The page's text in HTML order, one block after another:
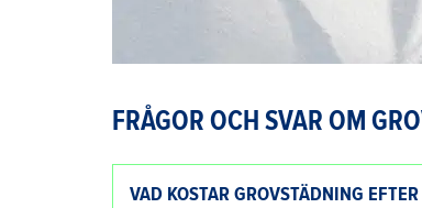
FRÅGOR OCH SVAR OM
VAD KOSTAR GROVSTÄDNING